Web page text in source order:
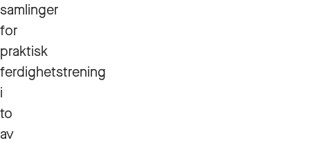
samlinger
for
praktisk
ferdighetstrening
i
to
av